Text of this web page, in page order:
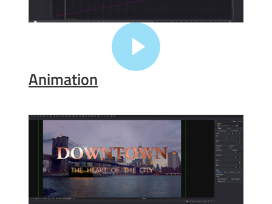
Animation